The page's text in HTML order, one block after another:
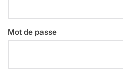
Mot de passe